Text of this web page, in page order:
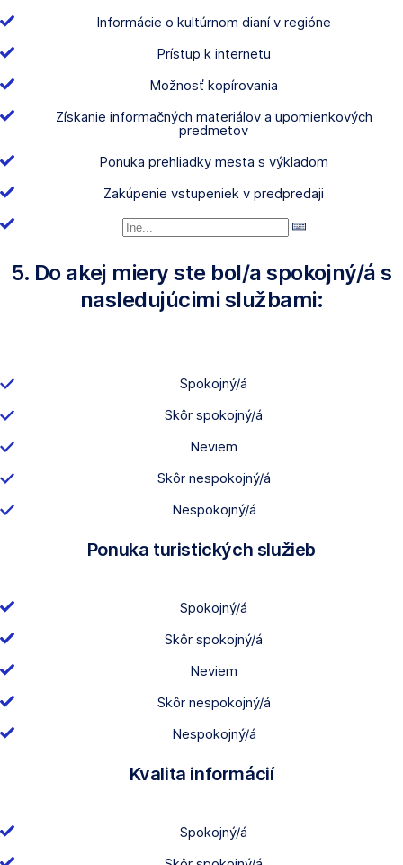
Informácie o kultúrnom dianí v regióne
Prístup k internetu
Možnosť kopírovania
Získanie informačných materiálov a upomienkových
predmetov
Ponuka prehliadky mesta s výkladom
Zakúpenie vstupeniek v predpredaji
5. Do akej miery ste bol/a spokojný/á s
nasledujúcimi službami:
Spokojný/á
Skôr spokojný/á
Neviem
Skôr nespokojný/á
Nespokojný/á
Ponuka turistických služieb
Spokojný/á
Skôr spokojný/á
Neviem
Skôr nespokojný/á
Nespokojný/á
Kvalita informácií
Spokojný/á